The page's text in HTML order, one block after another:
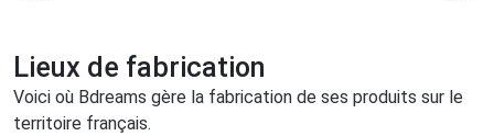
Lieux de fabrication
Voici où Bdreams gère la fabrication de ses produits sur le
territoire français.